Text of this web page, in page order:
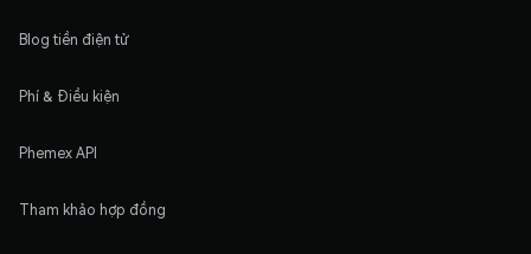
Blog tiền điện tử
Phí & Điều kiện
Phemex API
Tham khảo hợp đồng